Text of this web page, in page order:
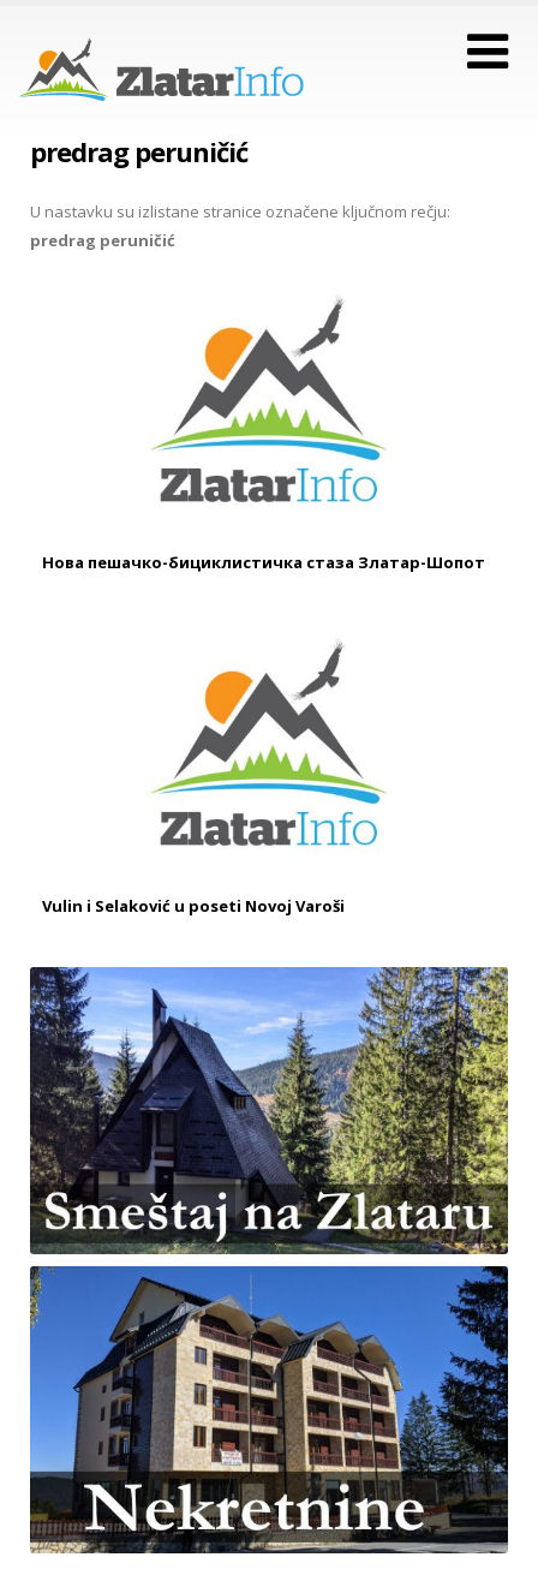
predrag peruničić
U nastavku su izlistane stranice označene ključnom rečju:
predrag peruničić
Нова пешачкo-бициклистичка стаза Златар-Шопот
Vulin i Selaković u poseti Novoj Varoši